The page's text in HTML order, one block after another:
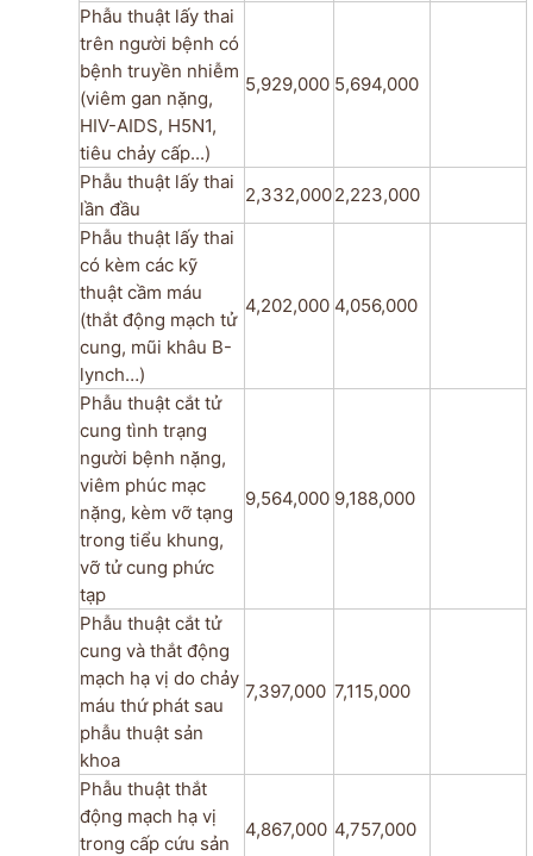
Phẫu thuật lấy thai
trên người bệnh có
bệnh truyền nhiễm
(viêm gan nặng,
HIV-AIDS, H5N1,
tiêu chảy cấp...)
5,929,000 5,694,000
Phẫu thuật lấy thai
lần đầu
2,332,0002,223,000
Phẫu thuật lấy thai
có kèm các kỹ
thuật cầm máu
(thắt động mạch tử
cung, mũi khâu B-
lynch…)
4,202,000 4,056,000
Phẫu thuật cắt tử
cung tình trạng
người bệnh nặng,
viêm phúc mạc
nặng, kèm vỡ tạng
trong tiểu khung,
vỡ tử cung phức
tạp
9,564,000 9,188,000
Phẫu thuật cắt tử
cung và thắt động
mạch hạ vị do chảy
máu thứ phát sau
phẫu thuật sản
khoa
7,397,000 7,115,000
Phẫu thuật thắt
động mạch hạ vị
trong cấp cứu sản
4,867,000 4,757,000